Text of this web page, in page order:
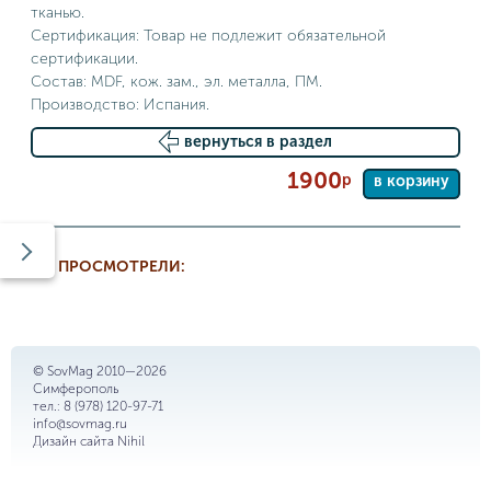
тканью.
Сертификация: Товар не подлежит обязательной
сертификации.
Состав: MDF, кож. зам., эл. металла, ПМ.
Производство: Испания.
вернуться в раздел
1900р в корзину
ВЫ ПРОСМОТРЕЛИ:
© SovMag 2010—2026
Симферополь
тел.: 8 (978) 120-97-71
info@sovmag.ru
Дизайн сайта Nihil